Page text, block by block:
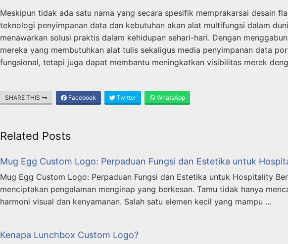
Meskipun tidak ada satu nama yang secara spesifik memprakarsai desain
teknologi penyimpanan data dan kebutuhan akan alat multifungsi dalam
menawarkan solusi praktis dalam kehidupan sehari-hari. Dengan
mereka yang membutuhkan alat tulis sekaligus media penyimpanan data
fungsional, tetapi juga dapat membantu meningkatkan visibilitas merek
SHARE THIS Facebook Twitter WhatsApp
Related Posts
Mug Egg Custom Logo: Perpaduan Fungsi dan Estetika untuk
Mug Egg Custom Logo: Perpaduan Fungsi dan Estetika untuk Hospitality
menciptakan pengalaman menginap yang berkesan. Tamu tidak hanya
harmoni visual dan kenyamanan. Salah satu elemen kecil yang mampu …
Kenapa Lunchbox Custom Logo?